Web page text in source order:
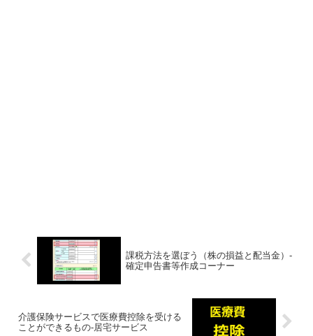
課税方法を選ぼう（株の損益と配当金）-
確定申告書等作成コーナー
介護保険サービスで医療費控除を受ける
ことができるもの-居宅サービス